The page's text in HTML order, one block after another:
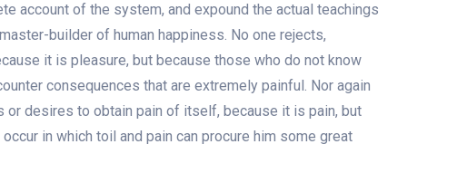
account of the system, and expound the actual teachings
builder of human happiness. No one rejects,
it is pleasure, but because those who do not know
consequences that are extremely painful. Nor again
or desires to obtain pain of itself, because it is pain, but
in which toil and pain can procure him some great